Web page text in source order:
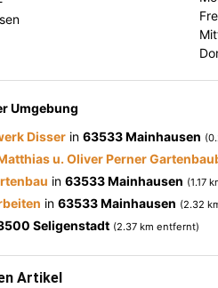
Umgebung
Disser in 63533 Mainhausen
u. Oliver Perner
in 63533 Mainhausen (1.17
in 63533 Mainhausen (2.32
Seligenstadt (2.37 km entfernt)
Artikel